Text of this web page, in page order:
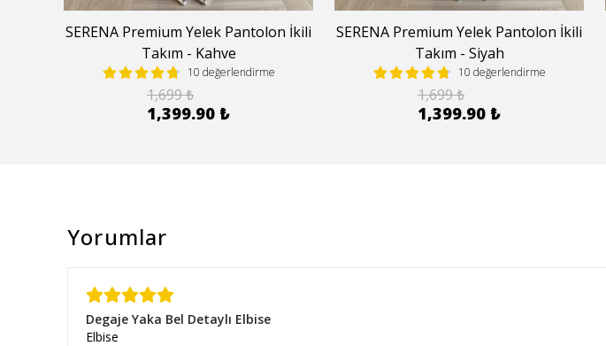
SERENA Premium Yelek Pantolon İkili
Takım - Kahve
10 değerlendirme
1,699 ₺
1,399.90 ₺
SERENA Premium Yelek Pantolon İkili
Takım - Siyah
10 değerlendirme
1,699 ₺
1,399.90 ₺
Yorumlar
Degaje Yaka Bel Detaylı Elbise
Elbise